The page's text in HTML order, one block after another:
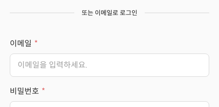
또는 이메일로 로그인
이메일
비밀번호